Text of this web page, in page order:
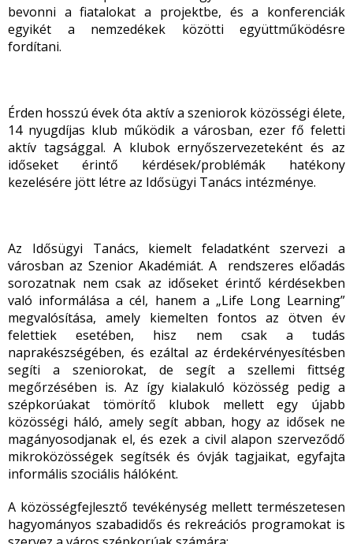
bevonni a fiatalokat a projektbe, és a konferenciák
egyikét a nemzedékek közötti együttműködésre
fordítani.
Érden hosszú évek óta aktív a szeniorok közösségi élete,
14 nyugdíjas klub működik a városban, ezer fő feletti
aktív tagsággal. A klubok ernyőszervezeteként és az
időseket érintő kérdések/problémák hatékony
kezelésére jött létre az Idősügyi Tanács intézménye.
Az Idősügyi Tanács, kiemelt feladatként szervezi a
városban az Szenior Akadémiát. A rendszeres előadás
sorozatnak nem csak az időseket érintő kérdésekben
való informálása a cél, hanem a „Life Long Learning”
megvalósítása, amely kiemelten fontos az ötven év
felettiek esetében, hisz nem csak a tudás
naprakészségében, és ezáltal az érdekérvényesítésben
segíti a szeniorokat, de segít a szellemi fittség
megőrzésében is. Az így kialakuló közösség pedig a
szépkorúakat tömörítő klubok mellett egy újabb
közösségi háló, amely segít abban, hogy az idősek ne
magányosodjanak el, és ezek a civil alapon szerveződő
mikroközösségek segítsék és óvják tagjaikat, egyfajta
informális szociális hálóként.
A közösségfejlesztő tevékénység mellett természetesen
hagyományos szabadidős és rekreációs programokat is